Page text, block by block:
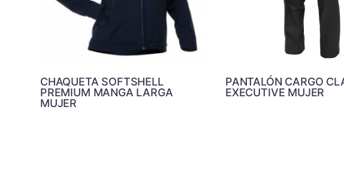
CHAQUETA SOFTSHELL
PREMIUM MANGA LARGA
MUJER
PANTALÓN CARGO
EXECUTIVE MUJER